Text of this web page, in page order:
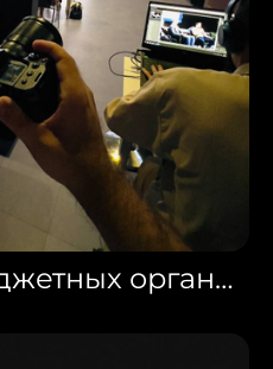
Съёмки для бюджетных организаций